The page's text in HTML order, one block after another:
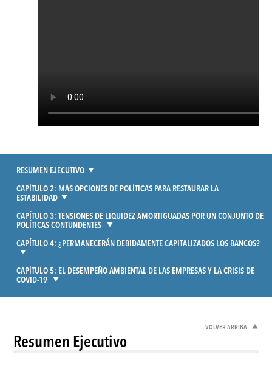
RESUMEN EJECUTIVO
CAPÍTULO 2: MÁS OPCIONES DE POLÍTICAS PARA RESTAURAR LA
ESTABILIDAD
CAPÍTULO 3: TENSIONES DE LIQUIDEZ AMORTIGUADAS POR UN CONJUNTO DE
POLÍTICAS CONTUNDENTES
CAPÍTULO 4: ¿PERMANECERÁN DEBIDAMENTE CAPITALIZADOS LOS BANCOS?
CAPÍTULO 5: EL DESEMPEÑO AMBIENTAL DE LAS EMPRESAS Y LA CRISIS DE
COVID-19
VOLVER ARRIBA
Resumen Ejecutivo